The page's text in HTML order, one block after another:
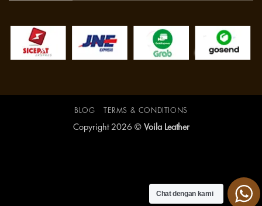
BLOG TERMS & CONDITIONS
Copyright 2026 © Voila Leather
Chat dengan kami